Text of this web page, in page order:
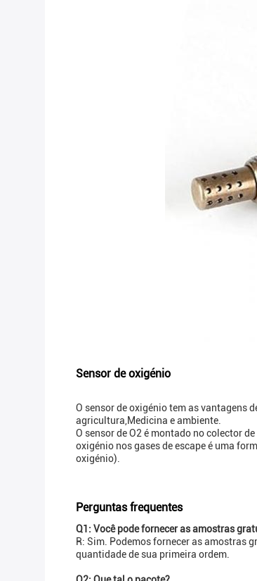
Sensor de oxigénio
O sensor de oxigénio tem as vantagens
agricultura,Medicina e ambiente.
O sensor de O2 é montado no colector
oxigénio nos gases de escape é uma
oxigénio).
Perguntas frequentes
Q1: Você pode fornecer as amostras
R: Sim. Podemos fornecer as amostras
quantidade de sua primeira ordem.